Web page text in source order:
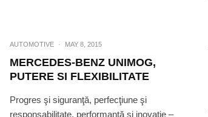
AUTOMOTIVE · MAY 8, 2015
MERCEDES-BENZ UNIMOG,
PUTERE SI FLEXIBILITATE
Progres şi siguranţă, perfecţiune şi
responsabilitate, performanţă şi inovaţie –